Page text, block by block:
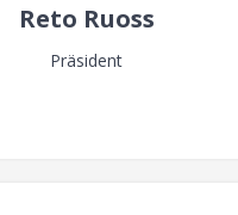
Reto Ruoss
Präsident